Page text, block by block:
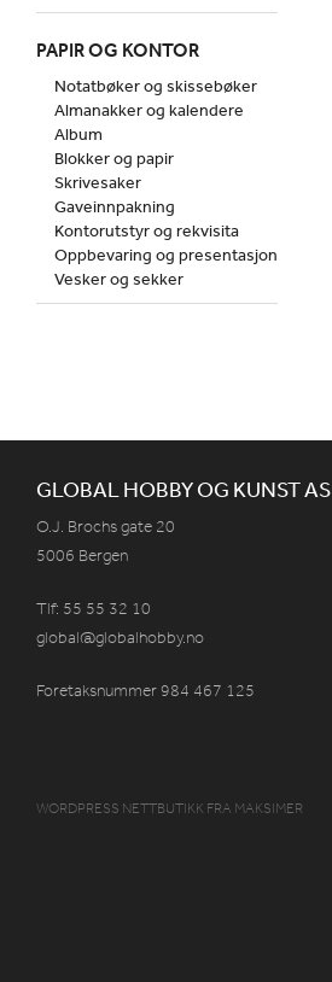
PAPIR OG KONTOR
Notatbøker og skissebøker
Almanakker og kalendere
Album
Blokker og papir
Skrivesaker
Gaveinnpakning
Kontorutstyr og rekvisita
Oppbevaring og presentasjon
Vesker og sekker
GLOBAL HOBBY OG KUNST AS
O.J. Brochs gate 20
5006 Bergen
Tlf: 55 55 32 10
global@globalhobby.no
Foretaksnummer 984 467 125
WORDPRESS NETTBUTIKK FRA MAKSIMER